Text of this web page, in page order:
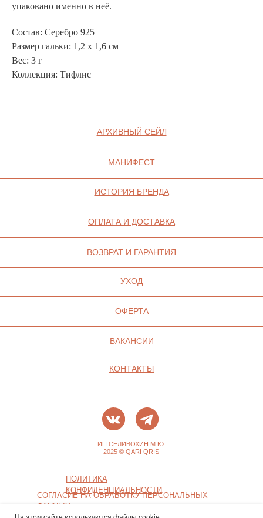
упаковано именно в неё.
Состав: Серебро 925
Размер гальки: 1,2 х 1,6 см
Вес: 3 г
Коллекция: Тифлис
ПОЛИТИКА ИСПОЛЬЗОВАНИЯ ФАЙЛОВ
СОГЛАСИЕ НА ОБРАБОТКУ ПЕРСОНАЛЬНЫХ
ДАННЫХ
ПОЛИТИКА
КОНФИДЕНЦИАЛЬНОСТИ